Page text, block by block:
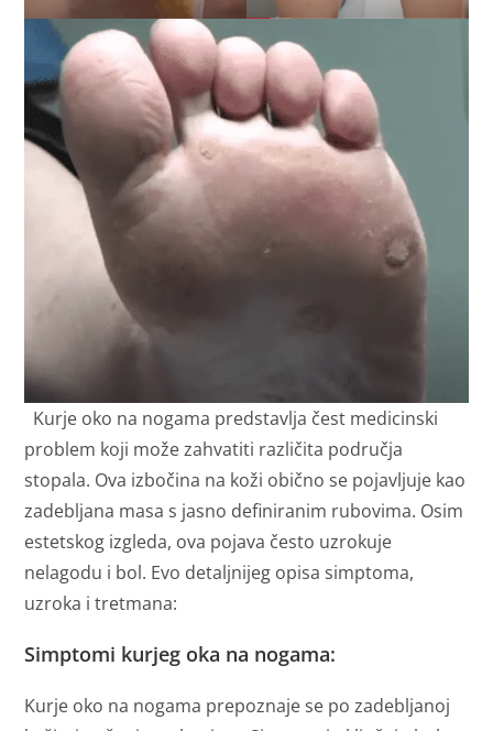
Kurje oko na nogama predstavlja čest medicinski
problem koji može zahvatiti različita područja
stopala. Ova izbočina na koži obično se pojavljuje kao
zadebljana masa s jasno definiranim rubovima. Osim
estetskog izgleda, ova pojava često uzrokuje
nelagodu i bol. Evo detaljnijeg opisa simptoma,
uzroka i tretmana:
Simptomi kurjeg oka na nogama:
Kurje oko na nogama prepoznaje se po zadebljanoj